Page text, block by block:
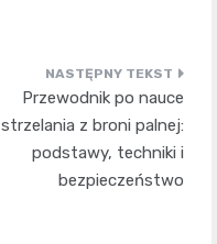
Przewodnik po nauce
strzelania z broni palnej:
podstawy, techniki i
bezpieczeństwo